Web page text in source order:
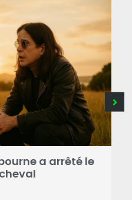
a arrêté le